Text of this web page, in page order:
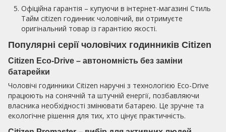
Офіційна гарантія – купуючи в інтернет-магазині Стиль
Тайм citizen годинник чоловічий, ви отримуєте
оригінальний товар із гарантією якості.
Популярні серії чоловічих годинників Citizen
Citizen Eco-Drive – автономність без заміни
батарейки
Чоловічі годинники Citizen наручні з технологією Eco-Drive
працюють на сонячній та штучній енергії, позбавляючи
власника необхідності змінювати батарею. Це зручне та
екологічне рішення для тих, хто цінує практичність.